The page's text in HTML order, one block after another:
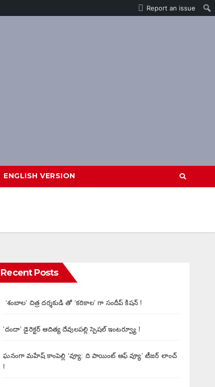
Report an issue
ENGLISH VERSION
Recent Posts
‘శంబాల’ చిత్ర దర్శకుడి తో ‘కరికాల’ గా సందీప్ కిషన్ !
‘దందా’ డైరెక్ట‌ర్ ఆదిత్య దేవులపల్లి స్పెషల్ ఇంటర్వ్యూ !
ఘనంగా మహేష్ కాంపెల్లి ‘వ్యూ: ది పాయింట్ ఆఫ్ వ్యూ’ టీజర్ లాంచ్
!